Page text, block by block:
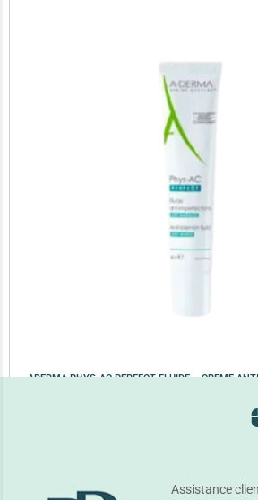
ADERMA PHYS-AC PERFECT FLUIDE – CREME
Assistance